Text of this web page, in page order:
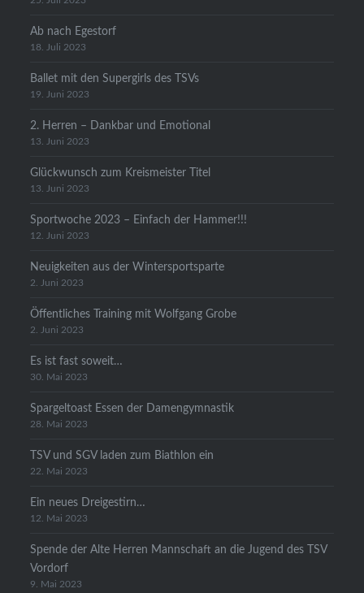
Ab nach Egestorf
18. Juli 2023
Ballet mit den Supergirls des TSVs
19. Juni 2023
2. Herren – Dankbar und Emotional
13. Juni 2023
Glückwunsch zum Kreismeister Titel
13. Juni 2023
Sportwoche 2023 – Einfach der Hammer!!!
12. Juni 2023
Neuigkeiten aus der Wintersportsparte
2. Juni 2023
Öffentliches Training mit Wolfgang Grobe
2. Juni 2023
Es ist fast soweit…
30. Mai 2023
Spargeltoast Essen der Damengymnastik
28. Mai 2023
TSV und SGV laden zum Biathlon ein
22. Mai 2023
Ein neues Dreigestirn…
12. Mai 2023
Spende der Alte Herren Mannschaft an die Jugend des TSV
Vordorf
9. Mai 2023